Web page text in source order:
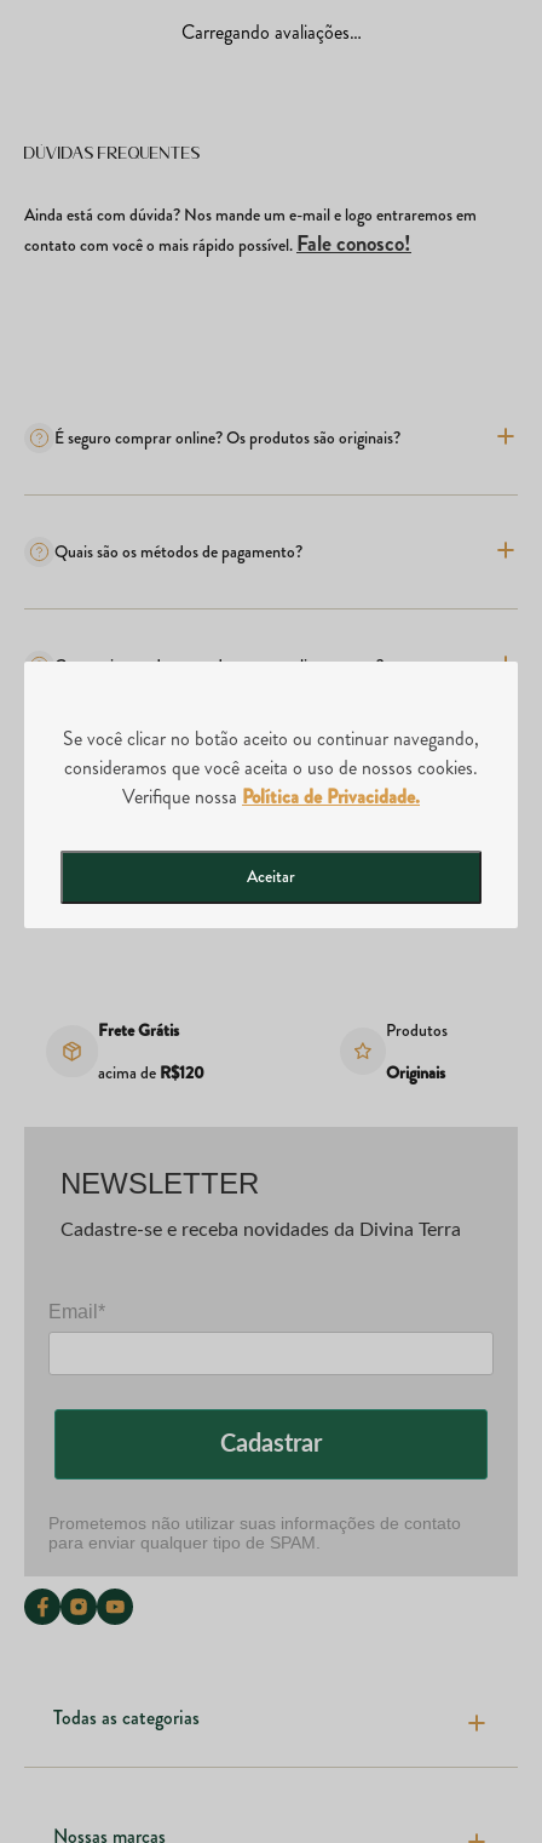
Se você clicar no botão aceito ou continuar navegando,
consideramos que você aceita o uso de nossos cookies.
Verifique nossa Política de Privacidade.
Aceitar
Carregando avaliações…
Dúvidas frequentes
Ainda está com dúvida? Nos mande um e-mail e logo entraremos em
contato com você o mais rápido possível. Fale conosco!
É seguro comprar online? Os produtos são originais?
Quais são os métodos de pagamento?
Comprei o produto errado, posso realizar a troca?
Posso abrir uma loja da Divina Tera?
Frete Grátis
acima de R$120
Produtos
Originais
NEWSLETTER
Cadastre-se e receba novidades da Divina Terra
Email*
Cadastrar
Prometemos não utilizar suas informações de contato
para enviar qualquer tipo de SPAM.
Todas as categorias
Nossas marcas